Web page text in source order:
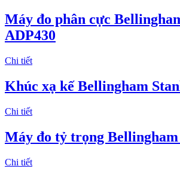
Máy đo phân cực
ADP430
Chi tiết
Khúc xạ kế Bellingham
Chi tiết
Máy đo tỷ trọng Bellingham
Chi tiết